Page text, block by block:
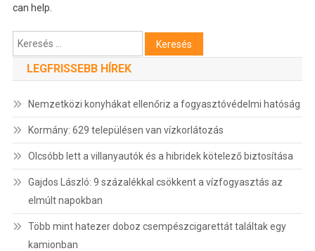
can help.
Keresés:
LEGFRISSEBB HÍREK
Nemzetközi konyhákat ellenőriz a fogyasztóvédelmi hatóság
Kormány: 629 településen van vízkorlátozás
Olcsóbb lett a villanyautók és a hibridek kötelező biztosítása
Gajdos László: 9 százalékkal csökkent a vízfogyasztás az
elmúlt napokban
Több mint hatezer doboz csempészcigarettát találtak egy
kamionban